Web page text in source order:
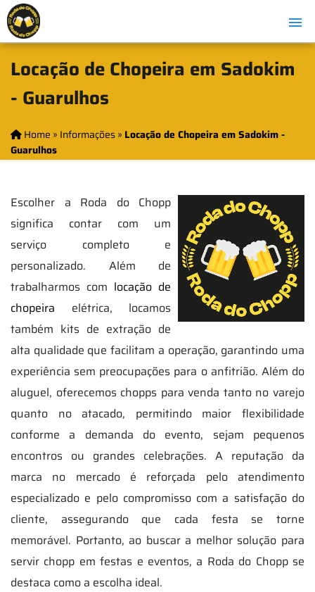
Locação de Chopeira em Sadokim
- Guarulhos
Home » Informações» Locação de Chopeira em Sadokim -
Guarulhos
Escolher a Roda do Chopp
significa contar com um
serviço completo e
personalizado. Além de
trabalharmos com locação de
chopeira elétrica, locamos
também kits de extração de
alta qualidade que facilitam a operação, garantindo uma
experiência sem preocupações para o anfitrião. Além do
aluguel, oferecemos chopps para venda tanto no varejo
quanto no atacado, permitindo maior flexibilidade
conforme a demanda do evento, sejam pequenos
encontros ou grandes celebrações. A reputação da
marca no mercado é reforçada pelo atendimento
especializado e pelo compromisso com a satisfação do
cliente, assegurando que cada festa se torne
memorável. Portanto, ao buscar a melhor solução para
servir chopp em festas e eventos, a Roda do Chopp se
destaca como a escolha ideal.